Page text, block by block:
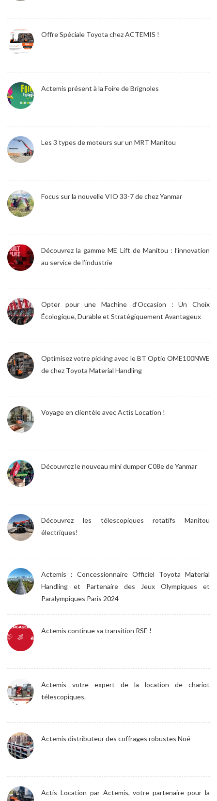
Offre Spéciale Toyota chez ACTEMIS !
Actemis présent à la Foire de Brignoles
Les 3 types de moteurs sur un MRT Manitou
Focus sur la nouvelle VIO 33-7 de chez Yanmar
Découvrez la gamme ME Lift de Manitou : l’innovation
au service de l’industrie
Opter pour une Machine d’Occasion : Un Choix
Écologique, Durable et Stratégiquement Avantageux
Optimisez votre picking avec le BT Optio OME100NWE
de chez Toyota Material Handling
Voyage en clientèle avec Actis Location !
Découvrez le nouveau mini dumper C08e de Yanmar
Découvrez les télescopiques rotatifs Manitou
électriques!
Actemis : Concessionnaire Officiel Toyota Material
Handling et Partenaire des Jeux Olympiques et
Paralympiques Paris 2024
Actemis continue sa transition RSE !
Actemis votre expert de la location de chariot
télescopiques.
Actemis distributeur des coffrages robustes Noé
Actis Location par Actemis, votre partenaire pour la